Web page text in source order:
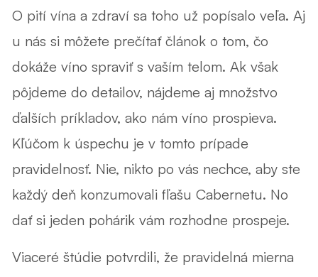
O pití vína a zdraví sa toho už popísalo veľa. Aj
u nás si môžete prečítať článok o tom, čo
dokáže víno spraviť s vaším telom. Ak však
pôjdeme do detailov, nájdeme aj množstvo
ďalších príkladov, ako nám víno prospieva.
Kľúčom k úspechu je v tomto prípade
pravidelnosť. Nie, nikto po vás nechce, aby ste
každý deň konzumovali fľašu Cabernetu. No
dať si jeden pohárik vám rozhodne prospeje.
Viaceré štúdie potvrdili, že pravidelná mierna